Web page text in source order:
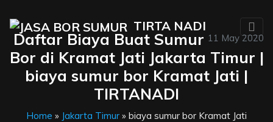
TIRTA NADI
11 May 2020
Daftar Biaya Buat Sumur
Bor di Kramat Jati Jakarta Timur |
biaya sumur bor Kramat Jati |
TIRTANADI
Home » Jakarta Timur » biaya sumur bor Kramat Jati